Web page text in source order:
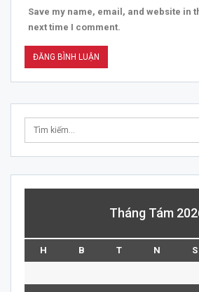
Save my name, email, and website in
next time I comment.
Tháng Tám
H B T N S